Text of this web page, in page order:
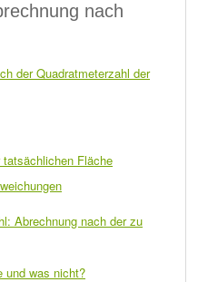
nach
der Quadratmeterzahl der
Fläche
Abrechnung nach der zu
und was nicht?